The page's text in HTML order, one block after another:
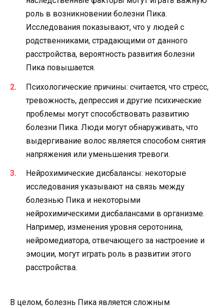
роль в возникновении болезни Пика.
Исследования показывают, что у людей с
родственниками, страдающими от данного
расстройства, вероятность развития болезни
Пика повышается.
Психологические причины: считается, что стресс,
тревожность, депрессия и другие психические
проблемы могут способствовать развитию
болезни Пика. Люди могут обнаруживать, что
выдергивание волос является способом снятия
напряжения или уменьшения тревоги.
Нейрохимические дисбалансы: некоторые
исследования указывают на связь между
болезнью Пика и некоторыми
нейрохимическими дисбалансами в организме.
Например, изменения уровня серотонина,
нейромедиатора, отвечающего за настроение и
эмоции, могут играть роль в развитии этого
расстройства.
В целом, болезнь Пика является сложным